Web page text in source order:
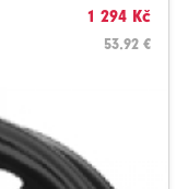
1 294 Kč
53.92 €